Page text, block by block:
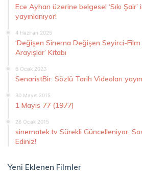
Ece Ayhan üzerine belgesel ‘Sıkı
yayınlanıyor!
4 Haziran 2025
‘Değişen Sinema Değişen Seyirci-
Arayışlar’ Kitabı
6 Ocak 2023
SenaristBir: Sözlü Tarih Videoları
30 Mayıs 2015
1 Mayıs 77 (1977)
26 Ocak 2015
sinematek.tv Sürekli Güncelleniyor,
Ediniz!
Yeni Eklenen Filmler